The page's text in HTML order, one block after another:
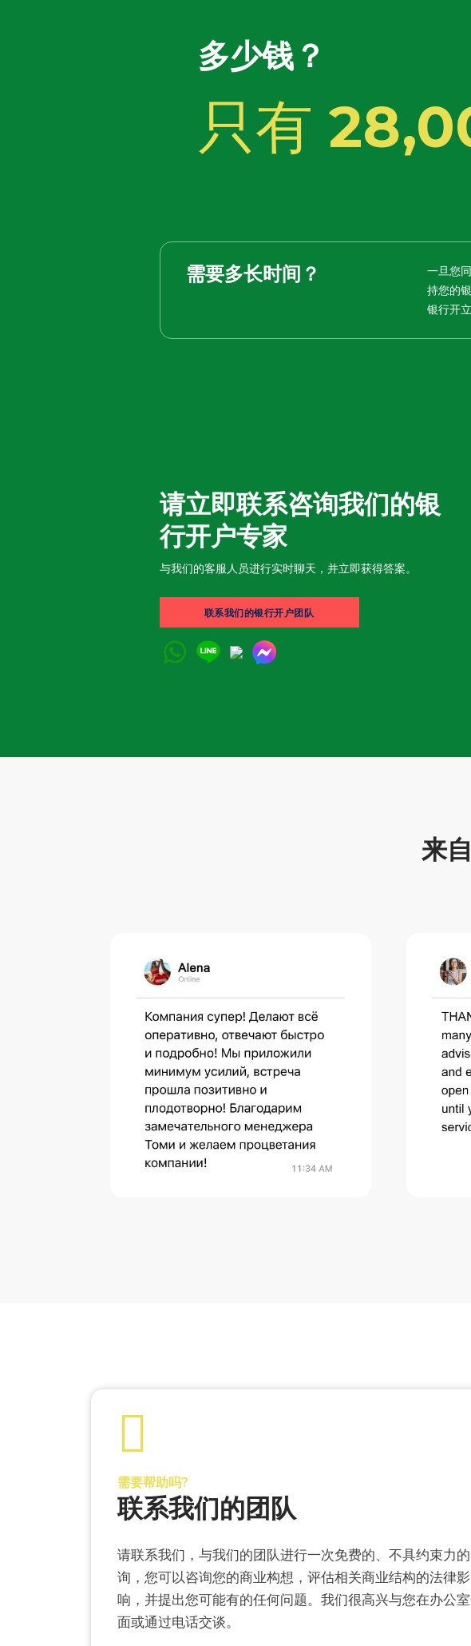
多少钱？
只有
需要多长时间？
一旦您
持您的
银行开
请立即联系咨询我们的银
行开户专家
与我们的客服人员进行实时聊天，并立即获得答案。
联系我们的银行开户团队
来
需要帮助吗?
联系我们的团队
请联系我们，与我们的团队进行一次免费的、不具约束力
询，您可以咨询您的商业构想，评估相关商业结构的法律影
响，并提出您可能有的任何问题。我们很高兴与您在办公
面或通过电话交谈。